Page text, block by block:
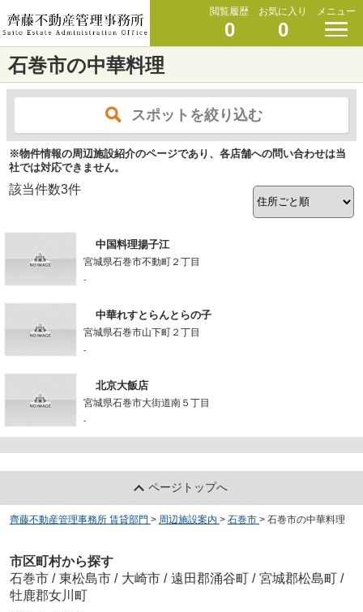
閲覧履歴
0
お気に入り
0
メニュー
石巻市の中華料理
スポットを絞り込む
※物件情報の周辺施設紹介のページであり、各店舗への問い合わせは当
社では対応できません。
該当件数3件
中国料理揚子江
宮城県石巻市不動町２丁目
-
中華れすとらんとらの子
宮城県石巻市山下町２丁目
-
北京大飯店
宮城県石巻市大街道南５丁目
-
ページトップへ
齊藤不動産管理事務所 賃貸部門 > 周辺施設案内 > 石巻市 > 石巻市の中華料理
市区町村から探す
石巻市 / 東松島市 / 大崎市 / 遠田郡涌谷町 / 宮城郡松島町 /
牡鹿郡女川町